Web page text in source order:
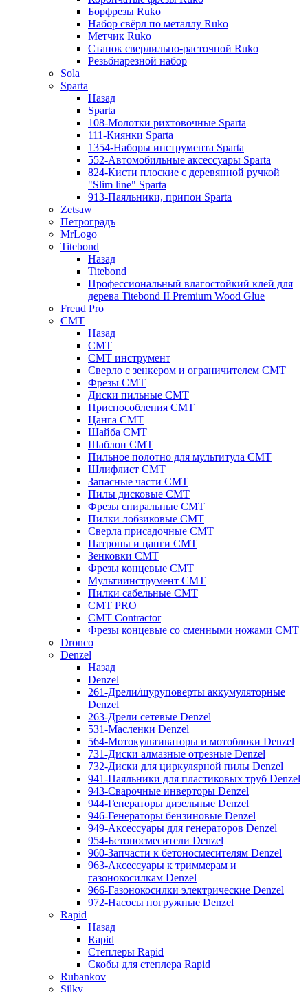
Борфрезы Ruko
Набор свёрл по металлу Ruko
Метчик Ruko
Станок сверлильно-расточной Ruko
Резьбнарезной набор
Sola
Sparta
Назад
Sparta
108-Молотки рихтовочные Sparta
111-Киянки Sparta
1354-Наборы инструмента Sparta
552-Автомобильные аксессуары Sparta
824-Кисти плоские с деревянной ручкой
"Slim line" Sparta
913-Паяльники, припои Sparta
Zetsaw
Петроградъ
MrLogo
Titebond
Назад
Titebond
Профессиональный влагостойкий клей для
дерева Titebond II Premium Wood Glue
Freud Pro
CMT
Назад
CMT
CMT инструмент
Сверло с зенкером и ограничителем CMT
Фрезы CMT
Диски пильные CMT
Приспособления СМТ
Цанга CMT
Шайба CMT
Шаблон CMT
Пильное полотно для мультитула CMT
Шлифлист CMT
Запасные части CMT
Пилы дисковые CMT
Фрезы спиральные CMT
Пилки лобзиковые СМТ
Сверла присадочные СМТ
Патроны и цанги CMT
Зенковки СМТ
Фрезы концевые CMT
Мультиинструмент СМТ
Пилки сабельные СМТ
CMT PRO
CMT Contractor
Фрезы концевые со сменными ножами CMT
Dronco
Denzel
Назад
Denzel
261-Дрели/шуруповерты аккумуляторные
Denzel
263-Дрели сетевые Denzel
531-Масленки Denzel
564-Мотокультиваторы и мотоблоки Denzel
731-Диски алмазные отрезные Denzel
732-Диски для циркулярной пилы Denzel
941-Паяльники для пластиковых труб Denzel
943-Сварочные инверторы Denzel
944-Генераторы дизельные Denzel
946-Генераторы бензиновые Denzel
949-Аксессуары для генераторов Denzel
954-Бетоносмесители Denzel
960-Запчасти к бетоносмесителям Denzel
963-Аксессуары к триммерам и
газонокосилкам Denzel
966-Газонокосилки электрические Denzel
972-Насосы погружные Denzel
Rapid
Назад
Rapid
Степлеры Rapid
Скобы для cтеплера Rapid
Rubankov
Silky